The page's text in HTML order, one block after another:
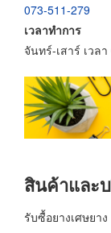
073-511-279
เวลาทำการ
จันทร์-เสาร์ เวล
สินค้าและ
รับซื้อยางเศษยาง